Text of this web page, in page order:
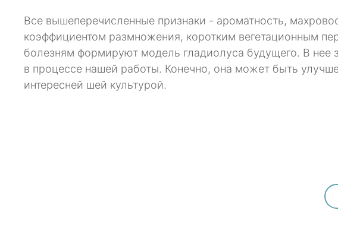
Все вышеперечисленные признаки - ароматность,
коэффициентом размножения, коротким вегетационным
болезням формируют модель гладиолуса будущего. В нее
в процессе нашей работы. Конечно, она может быть
интересней шей культурой.